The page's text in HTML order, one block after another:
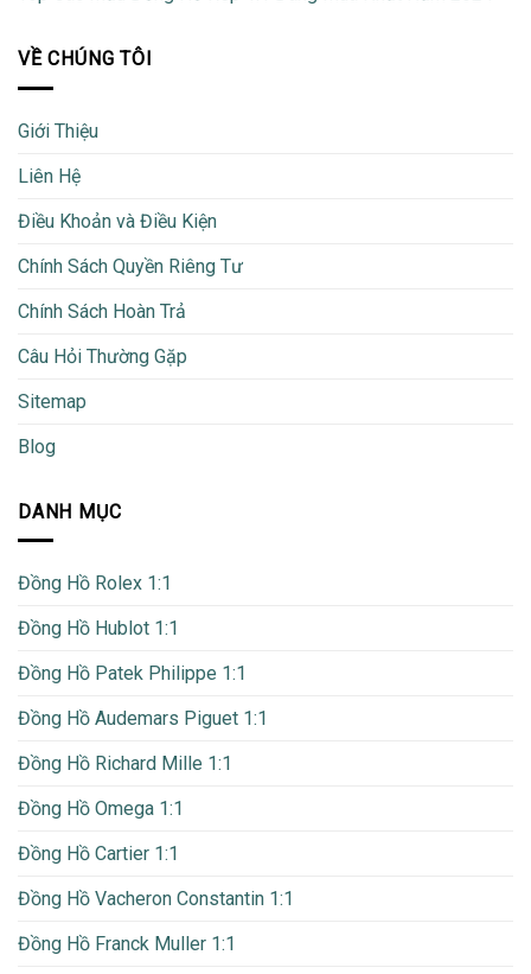
VỀ CHÚNG TÔI
Giới Thiệu
Liên Hệ
Điều Khoản và Điều Kiện
Chính Sách Quyền Riêng Tư
Chính Sách Hoàn Trả
Câu Hỏi Thường Gặp
Sitemap
Blog
DANH MỤC
Đồng Hồ Rolex 1:1
Đồng Hồ Hublot 1:1
Đồng Hồ Patek Philippe 1:1
Đồng Hồ Audemars Piguet 1:1
Đồng Hồ Richard Mille 1:1
Đồng Hồ Omega 1:1
Đồng Hồ Cartier 1:1
Đồng Hồ Vacheron Constantin 1:1
Đồng Hồ Franck Muller 1:1